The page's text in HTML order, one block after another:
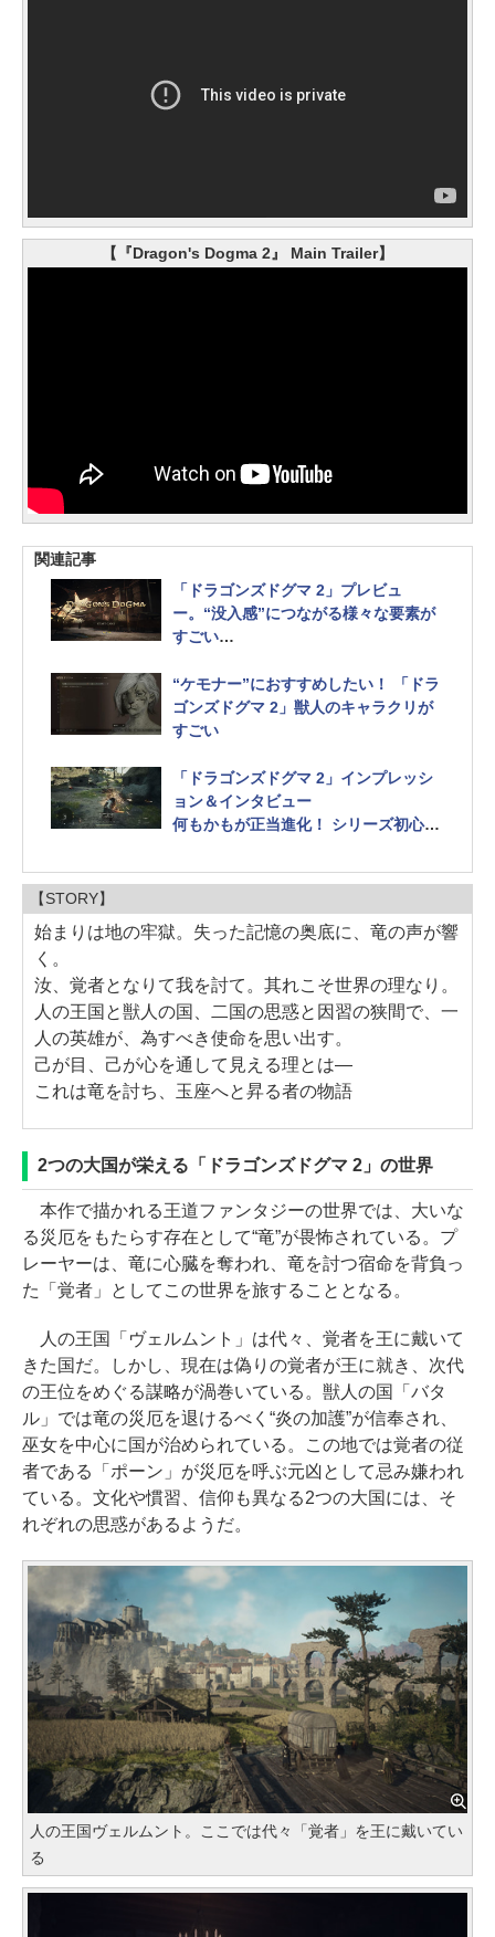
【『Dragon's Dogma 2』 Main Trailer】
関連記事
「ドラゴンズドグマ 2」プレビュ
ー。“没入感”につながる様々な要素が
すごい
と思ったら本当にできるアクションRP
G
“ケモナー”におすすめしたい！ 「ドラ
ゴンズドグマ 2」獣人のキャラクリが
すごい
「ドラゴンズドグマ 2」インプレッシ
ョン＆インタビュー
何もかもが正当進化！ シリーズ初心者
【STORY】
始まりは地の牢獄。失った記憶の奥底に、竜の声が響
く。
汝、覚者となりて我を討て。其れこそ世界の理なり。
人の王国と獣人の国、二国の思惑と因習の狭間で、一
人の英雄が、為すべき使命を思い出す。
己が目、己が心を通して見える理とは―
これは竜を討ち、玉座へと昇る者の物語
2つの大国が栄える「ドラゴンズドグマ 2」の世界
本作で描かれる王道ファンタジーの世界では、大いな
る災厄をもたらす存在として“竜”が畏怖されている。プ
レーヤーは、竜に心臓を奪われ、竜を討つ宿命を背負っ
た「覚者」としてこの世界を旅することとなる。
人の王国「ヴェルムント」は代々、覚者を王に戴いて
きた国だ。しかし、現在は偽りの覚者が王に就き、次代
の王位をめぐる謀略が渦巻いている。獣人の国「バタ
ル」では竜の災厄を退けるべく“炎の加護”が信奉され、
巫女を中心に国が治められている。この地では覚者の従
者である「ポーン」が災厄を呼ぶ元凶として忌み嫌われ
ている。文化や慣習、信仰も異なる2つの大国には、そ
れぞれの思惑があるようだ。
人の王国ヴェルムント。ここでは代々「覚者」を王に戴いてい
る